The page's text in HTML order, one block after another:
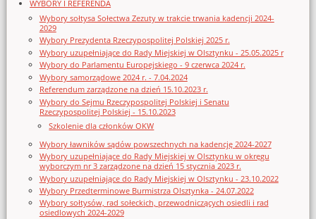
WYBORY I REFERENDA
Wybory sołtysa Sołectwa Zezuty w trakcie trwania kadencji 2024-
2029
Wybory Prezydenta Rzeczypospolitej Polskiej 2025 r.
Wybory uzupełniające do Rady Miejskiej w Olsztynku - 25.05.2025 r
Wybory do Parlamentu Europejskiego - 9 czerwca 2024 r.
Wybory samorządowe 2024 r. - 7.04.2024
Referendum zarządzone na dzień 15.10.2023 r.
Wybory do Sejmu Rzeczypospolitej Polskiej i Senatu
Rzeczypospolitej Polskiej - 15.10.2023
Szkolenie dla członków OKW
Wybory ławników sądów powszechnych na kadencję 2024-2027
Wybory uzupełniające do Rady Miejskiej w Olsztynku w okręgu
wyborczym nr 3 zarządzone na dzień 15 stycznia 2023 r.
Wybory uzupełniające do Rady Miejskiej w Olsztynku - 23.10.2022
Wybory Przedterminowe Burmistrza Olsztynka - 24.07.2022
Wybory sołtysów, rad sołeckich, przewodniczących osiedli i rad
osiedlowych 2024-2029